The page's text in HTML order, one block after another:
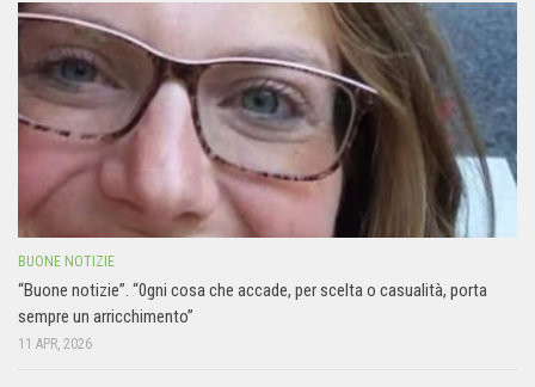
BUONE NOTIZIE
“Buone notizie”. “0gni cosa che accade, per scelta o casualità, porta
sempre un arricchimento”
11 APR, 2026